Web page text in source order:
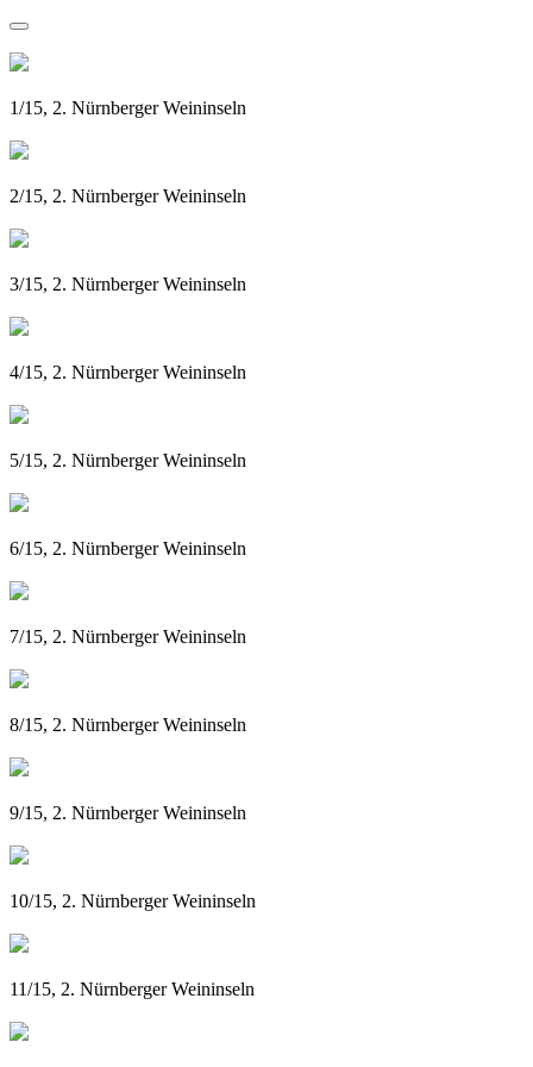
1/15, 2. Nürnberger Weininseln
2/15, 2. Nürnberger Weininseln
3/15, 2. Nürnberger Weininseln
4/15, 2. Nürnberger Weininseln
5/15, 2. Nürnberger Weininseln
6/15, 2. Nürnberger Weininseln
7/15, 2. Nürnberger Weininseln
8/15, 2. Nürnberger Weininseln
9/15, 2. Nürnberger Weininseln
10/15, 2. Nürnberger Weininseln
11/15, 2. Nürnberger Weininseln